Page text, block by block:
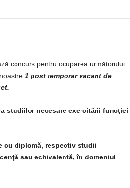
concurs pentru ocuparea următorului
1 post temporar vacant de
studiilor necesare exercitării funcţiei
cu diplomă, respectiv studii
sau echivalentă, în domeniul